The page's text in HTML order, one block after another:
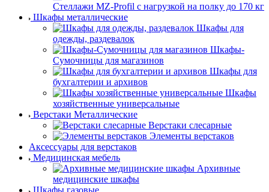
Стеллажи MZ-Profil с нагрузкой на полку до 170 кг
Шкафы металлические
Шкафы для
одежды, раздевалок
Шкафы-
Сумочницы для магазинов
Шкафы для
бухгалтерии и архивов
Шкафы
хозяйственные универсальные
Верстаки Металлические
Верстаки слесарные
Элементы верстаков
Аксессуары для верстаков
Медицинская мебель
Архивные
медицинские шкафы
Шкафы газовые